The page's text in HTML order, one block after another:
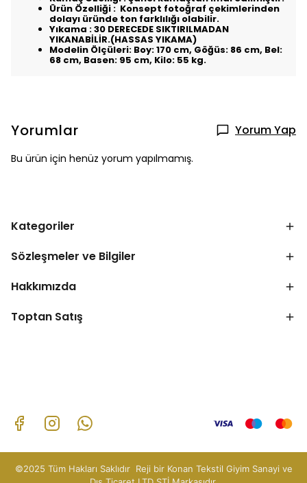
Ürün Özelliği : Konsept fotoğraf çekimlerinden
dolayı üründe ton farklılığı olabilir.
Yıkama : 30 DERECEDE SIKTIRILMADAN
YIKANABİLİR.(HASSAS YIKAMA)
Modelin Ölçüleri: Boy: 170 cm, Göğüs: 86 cm, Bel:
68 cm, Basen: 95 cm, Kilo: 55 kg.
Yorumlar Yorum Yap
Bu ürün için henüz yorum yapılmamış.
Kategoriler
Sözleşmeler ve Bilgiler
Hakkımızda
Toptan Satış
©2025 Tüm Hakları Saklıdır Reji bir Konan Tekstil Giyim Sanayi ve